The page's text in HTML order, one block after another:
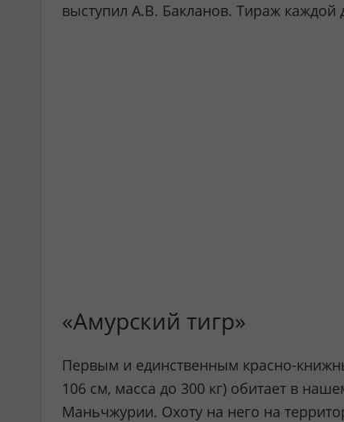
выступил А.В. Бакланов. Тираж каждой
«Амурский тигр»
Первым и единственным красно-
106 см, масса до 300 кг) обитает в
Маньчжурии. Охоту на него на